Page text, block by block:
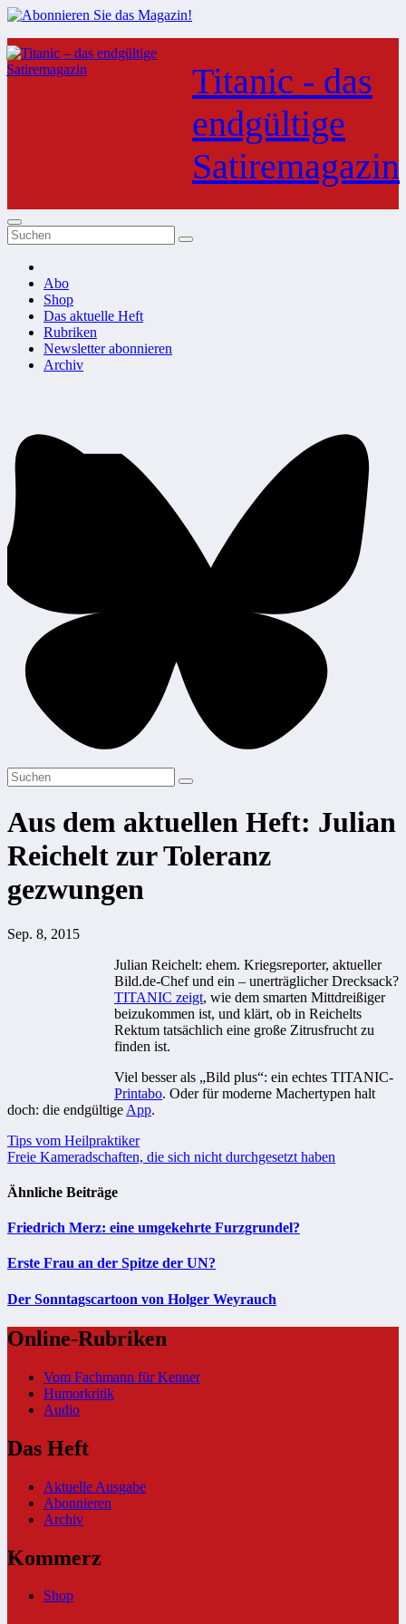
Zum
Inhalt
springen
Titanic - das
endgültige
Satiremagazin
Abo
Shop
Das aktuelle Heft
Rubriken
Newsletter abonnieren
Archiv
Aus dem aktuellen Heft: Julian
Reichelt zur Toleranz
gezwungen
Sep. 8, 2015
Julian Reichelt: ehem. Kriegsreporter, aktueller
Bild.de-Chef und ein – unerträglicher Drecksack?
TITANIC zeigt, wie dem smarten Mittdreißiger
beizukommen ist, und klärt, ob in Reichelts
Rektum tatsächlich eine große Zitrusfrucht zu
finden ist.
Viel besser als „Bild plus“: ein echtes TITANIC-
Printabo. Oder für moderne Machertypen halt
doch: die endgültige App.
Beitragsnavigation
Tips vom Heilpraktiker
Freie Kameradschaften, die sich nicht durchgesetzt haben
Ähnliche Beiträge
Friedrich Merz: eine umgekehrte Furzgrundel?
Erste Frau an der Spitze der UN?
Der Sonntagscartoon von Holger Weyrauch
Online-Rubriken
Vom Fachmann für Kenner
Humorkritik
Audio
Das Heft
Aktuelle Ausgabe
Abonnieren
Archiv
Kommerz
Shop